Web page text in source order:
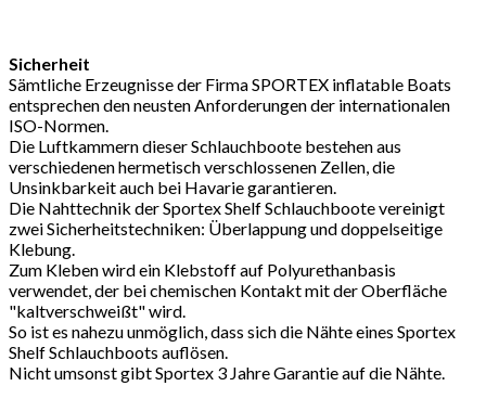
Sicherheit
Sämtliche Erzeugnisse der Firma SPORTEX inflatable Boats
entsprechen den neusten Anforderungen der internationalen
ISO-Normen.
Die Luftkammern dieser Schlauchboote bestehen aus
verschiedenen hermetisch verschlossenen Zellen, die
Unsinkbarkeit auch bei Havarie garantieren.
Die Nahttechnik der Sportex Shelf Schlauchboote vereinigt
zwei Sicherheitstechniken: Überlappung und doppelseitige
Klebung.
Zum Kleben wird ein Klebstoff auf Polyurethanbasis
verwendet, der bei chemischen Kontakt mit der Oberfläche
"kaltverschweißt" wird.
So ist es nahezu unmöglich, dass sich die Nähte eines Sportex
Shelf Schlauchboots auflösen.
Nicht umsonst gibt Sportex 3 Jahre Garantie auf die Nähte.